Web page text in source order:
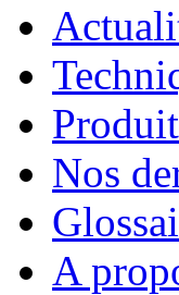
Nos
A